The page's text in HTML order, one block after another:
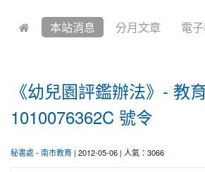
本站消息 分月文章 電
《幼兒園評鑑辦法》- 教
1010076362C 號令
秘書處- 南市教育 | 2012-05-06 | 人氣：3066